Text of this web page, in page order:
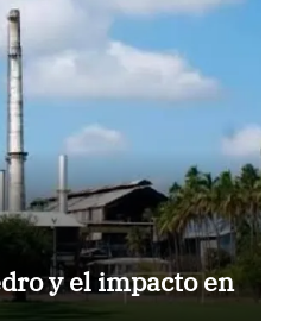
y el impacto en